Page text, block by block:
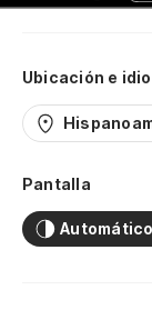
Ubicación e
Pantalla
Automático